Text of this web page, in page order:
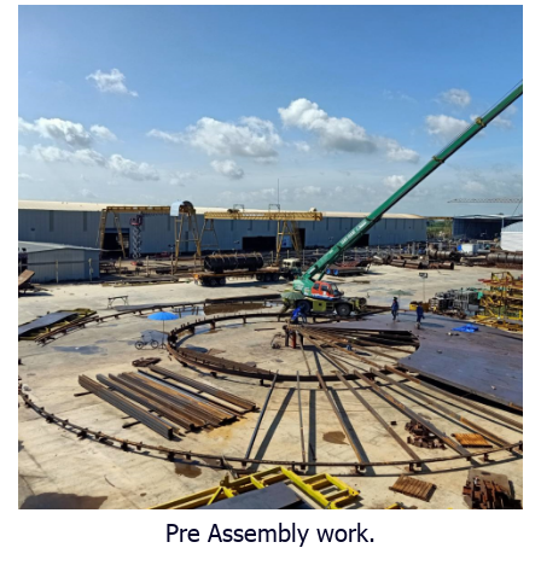
Pre Assembly work.